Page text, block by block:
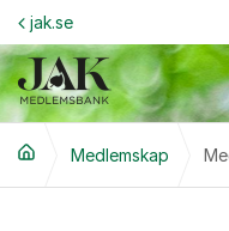
Hoppa till innehåll
jak.se
Medlemskap